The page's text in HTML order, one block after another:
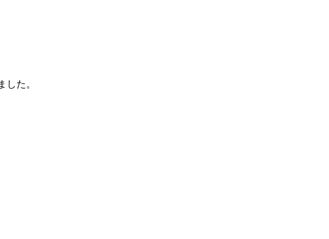
た。